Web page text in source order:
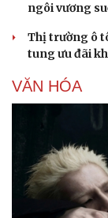
ngôi vương
Thị trường ô
tung ưu đãi
VĂN HÓA